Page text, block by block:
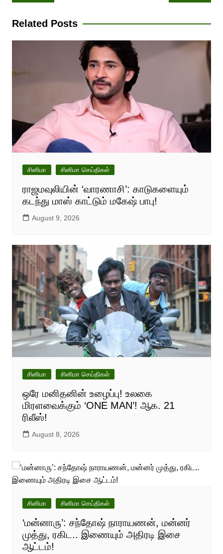
navigation
Related Posts
சினிமா சினிமா செய்திகள்
ராஜமவுலியின் ‘வாரணாசி’: காடுகளையும்
கடந்து மாஸ் காட்டும் மகேஷ் பாபு!
August 9, 2026
சினிமா சினிமா செய்திகள்
ஒரே மனிதனின் உழைப்பு! உலகை
மிரளவைக்கும் ‘ONE MAN’! ஆக. 21
ரிலீஸ்!
August 8, 2026
சினிமா சினிமா செய்திகள்
‘மன்னாரு’: சந்தோஷ் நாராயணன், மன்னர்
முத்து, ரகிட.. இணையும் அதிரடி இசை
ஆட்டம்!